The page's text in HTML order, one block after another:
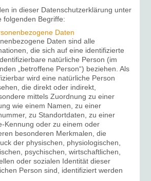
in dieser Datenschutzerklärung unter
folgenden Begriffe:
Daten
Daten sind alle
die sich auf eine identifizierte
natürliche Person (im
„betroffene Person“) beziehen. Als
wird eine natürliche Person
die direkt oder indirekt,
mittels Zuordnung zu einer
wie einem Namen, zu einer
zu Standortdaten, zu einer
Kennung oder zu einem oder
besonderen Merkmalen, die
der physischen, physiologischen,
psychischen, wirtschaftlichen,
oder sozialen Identität dieser
Person sind, identifiziert werden